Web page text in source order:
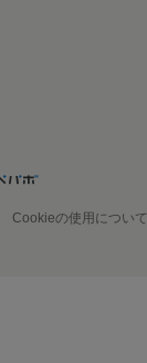
Cookieの使用について